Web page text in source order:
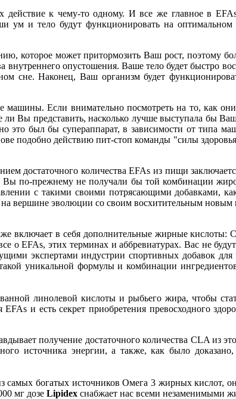
к чему-то одному. И все же главное в
ум и тело будут функционировать на
которое может притормозить Ваш рост, поэтому
опустошения. Ваше тело будет быстро
сне. Наконец, Ваш организм будет
Если внимательно посмотреть на то, как
Вы представить, насколько лучше выступала бы
это был бы супераппарат, в зависимости от типа
подобно действию пит-стоп команды "силы
достаточного количества EFAs из пищи
по-прежнему не получали бы той комбинации
с такими своими потрясающими добавками,
на вершине эволюции со своим восхитительным новым
включает в себя дополнительные жирные кислоты:
о EFAs, этих терминах и аббревиатурах. Вас не
экспертами индустрии спортивных добавок
уникальной формулы и комбинации
линолевой кислоты и рыбьего жира, чтобы
и есть секрет приобретения превосходного
получение достаточного количества CLA из
источника энергии, а также, как было
богатых источников Омега 3 жирных кислот,
мг дозе Lipidex снабжает нас всеми незаменимыми